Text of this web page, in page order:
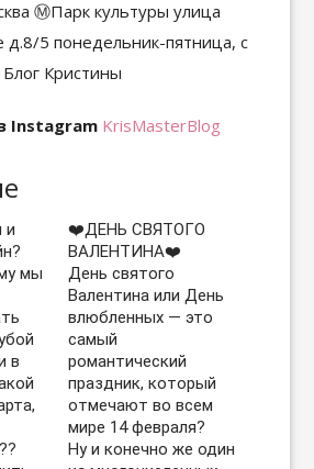
Instagram KrisMasterBlog
и
мы
в
❤️ДЕНЬ СВЯТОГО
ВАЛЕНТИНА❤️ ⠀
День святого
Валентина или День
влюбленных — это
самый
романтический
праздник, который
отмечают во всем
мире 14 февраля? ⠀
Ну и конечно же один